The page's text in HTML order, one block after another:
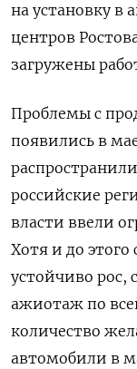
на установку в
центров
загружены
Проблемы с
появились в
российские
власти ввели
Хотя и до этого
устойчиво рос,
ажиотаж по
количество
автомобили в